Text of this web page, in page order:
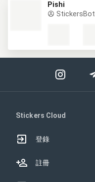
Pishi
StickersBot
Stickers Cloud
登錄
註冊